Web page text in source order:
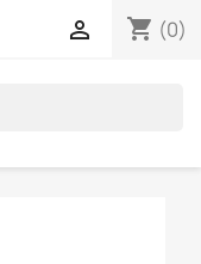
shopping_cart (0)
